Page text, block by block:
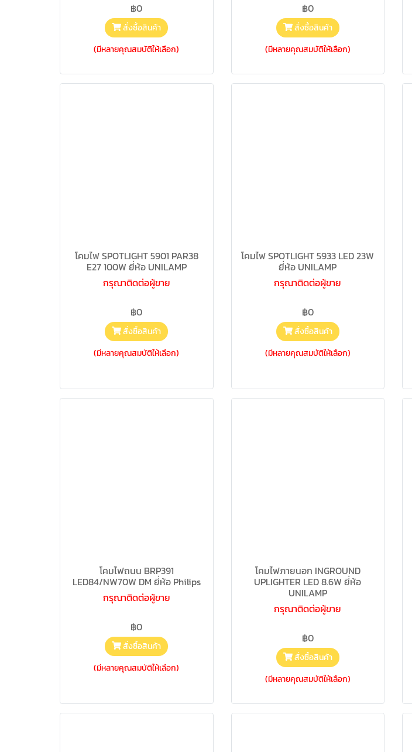
฿0
สั่งซื้อสินค้า
(มีหลายคุณสมบัติให้เลือก)
฿0
สั่งซื้อสินค้า
(มีหลายคุณสมบัติให้เลือก)
โคมไฟ SPOTLIGHT 5901 PAR38
E27 100W ยี่ห้อ UNILAMP
กรุณาติดต่อผู้ขาย
฿0
สั่งซื้อสินค้า
(มีหลายคุณสมบัติให้เลือก)
โคมไฟ SPOTLIGHT 5933 LED 23W
ยี่ห้อ UNILAMP
กรุณาติดต่อผู้ขาย
฿0
สั่งซื้อสินค้า
(มีหลายคุณสมบัติให้เลือก)
โคมไฟถนน BRP391
LED84/NW70W DM ยี่ห้อ Philips
กรุณาติดต่อผู้ขาย
฿0
สั่งซื้อสินค้า
(มีหลายคุณสมบัติให้เลือก)
โคมไฟภายนอก INGROUND
UPLIGHTER LED 8.6W ยี่ห้อ
UNILAMP
กรุณาติดต่อผู้ขาย
฿0
สั่งซื้อสินค้า
(มีหลายคุณสมบัติให้เลือก)